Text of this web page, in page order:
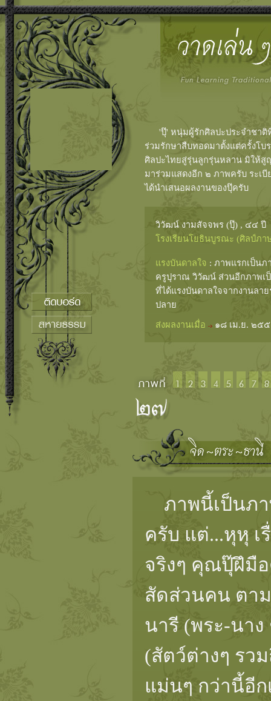
'ปุ๊' หนุ่มผู้รักศิลปะประจำชาติที่
ร่วมรักษาสืบทอดมาตั้งแต่ครั้งโ
ศิลปะไทยสู่รุ่นลูกรุ่นหลาน มิให้สู
มาร่วมแสดงอีก ๒ ภาพครับ ระเบี
ได้นำเสนอผลงานของปุ๊ครับ
วิวัฒน์ งามสัจจพร (ปุ๊) , ๔๔ ปี
โรงเรียนโยธินบูรณะ (ศิลป์ภา
แรงบันดาลใจ : ภาพแรกเป็น
ครูปุราณ วิวัฒน์ ส่วนอีกภาพเ
ที่ได้แรงบันดาลใจจากงานลา
ปลาย
ส่งผลงานเมื่อ ๑๘ เม.ย. ๒๕
ภาพนี้เป็นภ
ครับ แต่...หุหุ เ
จริงๆ คุณปุ๊ฝึมื
สัดส่วนคน ตา
นารี (พระ-นา
(สัตว์ต่างๆ รว
แม่นๆ กว่านี้อีก